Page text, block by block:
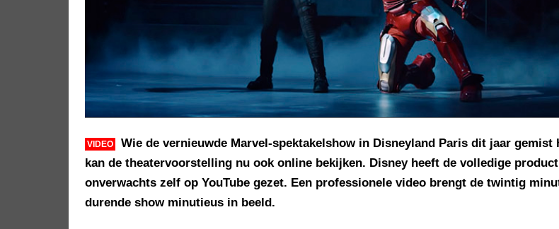
VIDEO
Wie de vernieuwde Marvel-spektakelshow in Disneyland Paris dit jaar gemist
kan de theatervoorstelling nu ook online bekijken. Disney heeft de volledige
onverwachts zelf op YouTube gezet. Een professionele video brengt de twintig
durende show minutieus in beeld.